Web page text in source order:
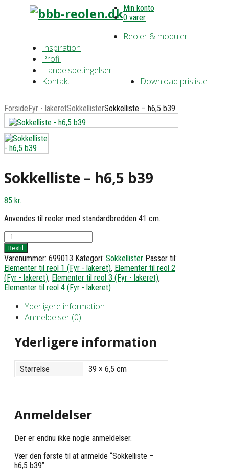
Min konto
0 varer
Reoler & moduler
Inspiration
Profil
Handelsbetingelser
Download prisliste
Kontakt
ForsideFyr - lakeretSokkellisterSokkelliste – h6,5 b39
Sokkelliste – h6,5 b39
85 kr.
Anvendes til reoler med standardbredden 41 cm.
Sokkelliste
-
h6,5
b39
antal
Bestil
Varenummer: 699013 Kategori: Sokkellister Passer til:
Elementer til reol 1 (Fyr - lakeret), Elementer til reol 2
(Fyr - lakeret), Elementer til reol 3 (Fyr - lakeret),
Elementer til reol 4 (Fyr - lakeret)
Yderligere information
Anmeldelser (0)
Yderligere information
Størrelse 39 × 6,5 cm
Anmeldelser
Der er endnu ikke nogle anmeldelser.
Vær den første til at anmelde “Sokkelliste –
h6,5 b39”